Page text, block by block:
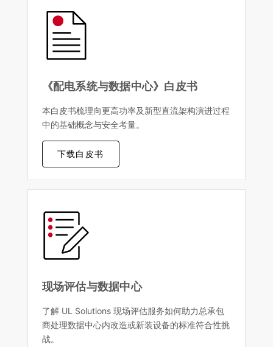
《配电系统与数据中心》白皮书
本白皮书梳理向更高功率及新型直流架构演进过程
中的基础概念与安全考量。
下载白皮书
现场评估与数据中心
了解 UL Solutions 现场评估服务如何助力总承包
商处理数据中心内改造或新装设备的标准符合性挑
战。